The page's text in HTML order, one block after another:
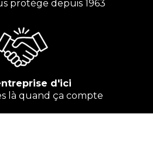
protège depuis 1963
d'ici
là quand ça compte